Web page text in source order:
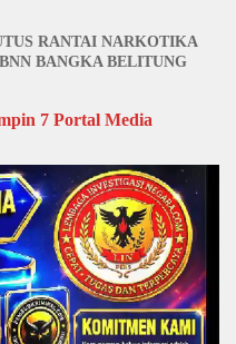
RANTAI NARKOTIKA
BANGKA BELITUNG
7 Portal Media